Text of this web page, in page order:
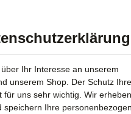
Ihr Interesse an unserem
unserem Shop. Der Schutz
für uns sehr wichtig. Wir erheben,
speichern Ihre